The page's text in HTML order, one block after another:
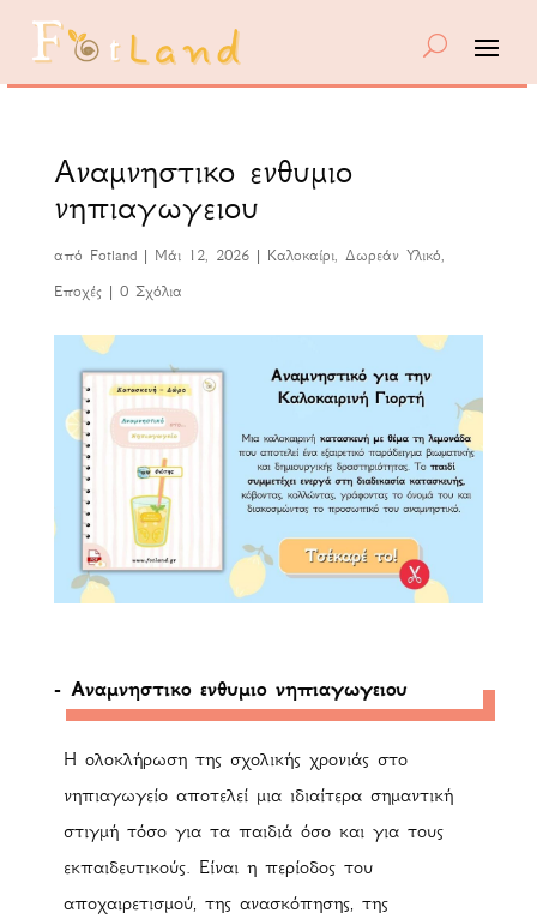
Αναμνηστικο ενθυμιο
νηπιαγωγειου
από Fotland| Μάι 12, 2026| Καλοκαίρι, Δωρεάν Υλικό,
Εποχές| 0 Σχόλια
- Αναμνηστικο ενθυμιο νηπιαγωγειου
Η ολοκλήρωση της σχολικής χρονιάς στο
νηπιαγωγείο αποτελεί μια ιδιαίτερα σημαντική
στιγμή τόσο για τα παιδιά όσο και για τους
εκπαιδευτικούς. Είναι η περίοδος του
αποχαιρετισμού, της ανασκόπησης, της